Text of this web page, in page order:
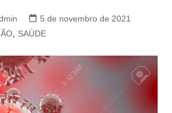
5 de novembro de 2021
, SAÚDE